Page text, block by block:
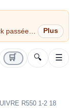
passées
🛒 🔍 ☰
R550 1-2 18